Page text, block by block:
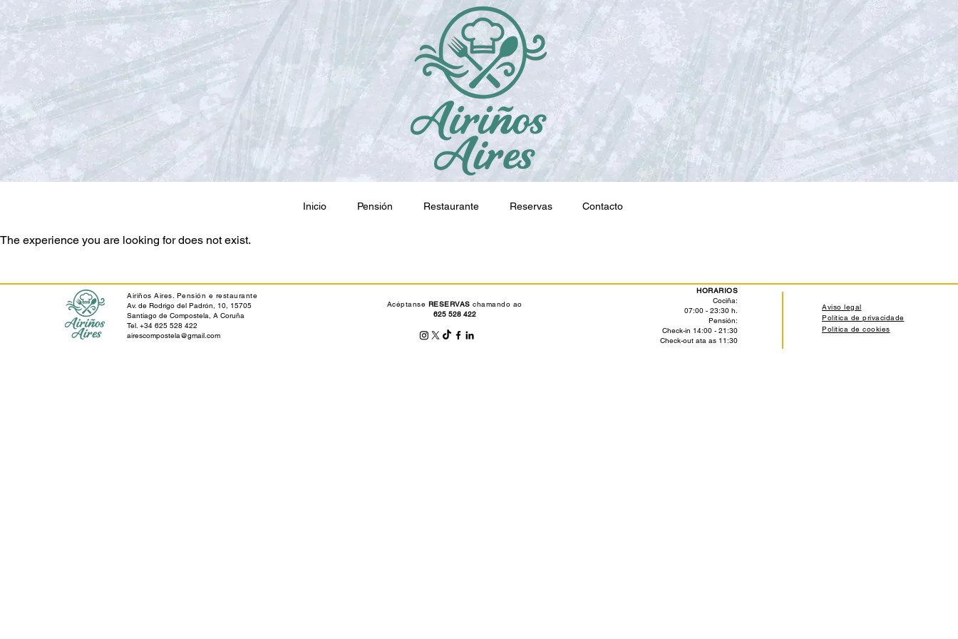
Inicio Pensión Restaurante Reservas Contacto
The experience you are looking for does not exist.
Airiños Aires. Pensión e restaurante
Av. de Rodrigo del Padrón, 10, 15705
Santiago de Compostela, A Coruña
Tel. +34 625 528 422
airescompostela@gmail.com
Acéptanse RESERVAS chamando ao
625 528 422
HORARIOS
Cociña:
07:00 - 23:30 h.
Pensión:
Check-in 14:00 - 21:30
Check-out ata as 11:30
Aviso legal
Política de privacidade
Política de cookies